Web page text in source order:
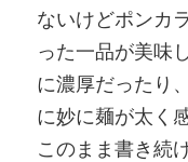
ないけどポンカ
った一品が美味
に濃厚だったり
に妙に麺が太く
このまま書き続